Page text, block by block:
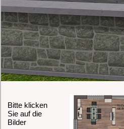
Bitte klicken
Sie auf die
Bilder